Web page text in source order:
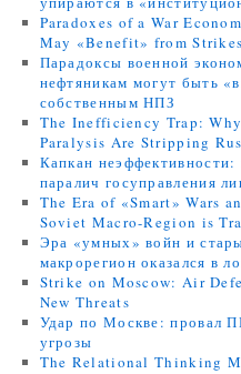
Paradoxes of a War
May «Benefit» from
Парадоксы военной
нефтяникам могут быть
собственным НПЗ
The Inefficiency Trap:
Paralysis Are Stripping
Капкан
паралич госуправления
The Era of «Smart» Wars
Soviet Macro-Region is
Эра «умных» войн и
макрорегион оказался в
Strike on Moscow: Air
New Threats
Удар по Москве: провал
угрозы
The Relational Thinking